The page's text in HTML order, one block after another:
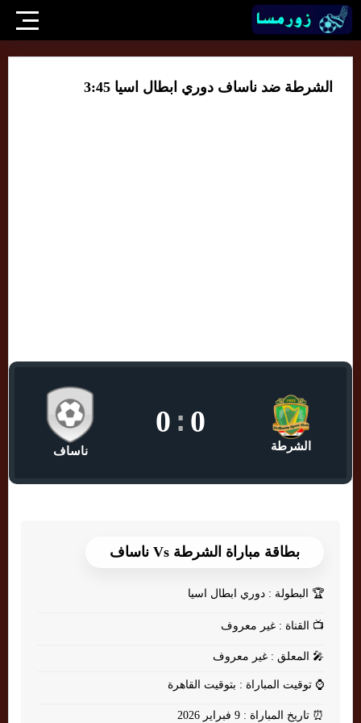
الشرطة ضد ناساف دوري ابطال اسيا 3:45
الشرطة
0
:
0
ناساف
بطاقة مباراة الشرطة Vs ناساف
🏆 البطولة : دوري ابطال اسيا
📺 القناة : غير معروف
🎤 المعلق : غير معروف
⌚ توقيت المباراة : بتوقيت القاهرة
⏰ تاريخ المباراة : 9 فبراير 2026